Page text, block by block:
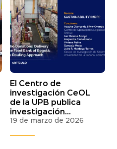
El Centro de
investigación CeOL
de la UPB publica
investigación
internacional sobre
19 de marzo de 2026